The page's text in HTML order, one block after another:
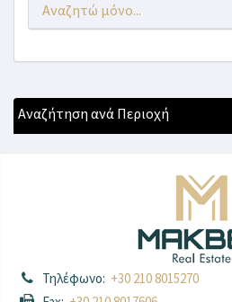
Αναζητώ μόνο...
Αναζήτηση ανά Περιοχή
Τηλέφωνο: +30 210 8015270